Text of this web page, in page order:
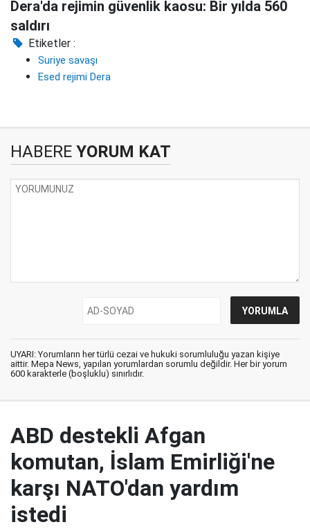
Dera'da rejimin güvenlik kaosu: Bir yılda 560
saldırı
Etiketler :
Suriye savaşı
Esed rejimi Dera
HABERE YORUM KAT
UYARI: Yorumların her türlü cezai ve hukuki sorumluluğu yazan kişiye
aittir. Mepa News, yapılan yorumlardan sorumlu değildir. Her bir yorum
600 karakterle (boşluklu) sınırlıdır.
ABD destekli Afgan
komutan, İslam Emirliği'ne
karşı NATO'dan yardım
istedi